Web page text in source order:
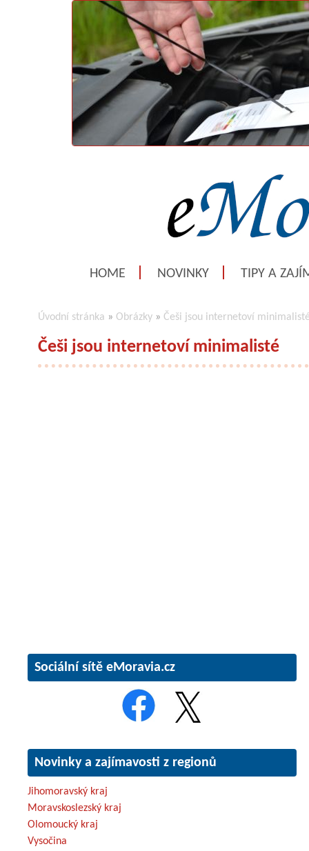
HOME NOVINKY TIPY A
Úvodní stránka » Obrázky » Češi jsou internetoví
Češi jsou internetoví minimalisté
Sociální sítě eMoravia.cz
Novinky a zajímavosti z regionů
Jihomoravský kraj
Moravskoslezský kraj
Olomoucký kraj
Vysočina